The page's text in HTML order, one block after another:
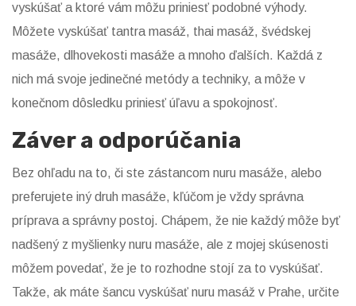
vyskúšať a ktoré vám môžu priniesť podobné výhody.
Môžete vyskúšať tantra masáž, thai masáž, švédskej
masáže, dlhovekosti masáže a mnoho ďalších. Každá z
nich má svoje jedinečné metódy a techniky, a môže v
konečnom dôsledku priniesť úľavu a spokojnosť.
Záver a odporúčania
Bez ohľadu na to, či ste zástancom nuru masáže, alebo
preferujete iný druh masáže, kľúčom je vždy správna
príprava a správny postoj. Chápem, že nie každý môže byť
nadšený z myšlienky nuru masáže, ale z mojej skúsenosti
môžem povedať, že je to rozhodne stojí za to vyskúšať.
Takže, ak máte šancu vyskúšať nuru masáž v Prahe, určite